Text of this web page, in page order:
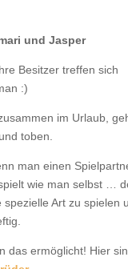
und Jasper
Besitzer treffen sich
:)
im Urlaub,
toben.
man einen
wie man selbst …
Art zu spielen
das ermöglicht! Hier